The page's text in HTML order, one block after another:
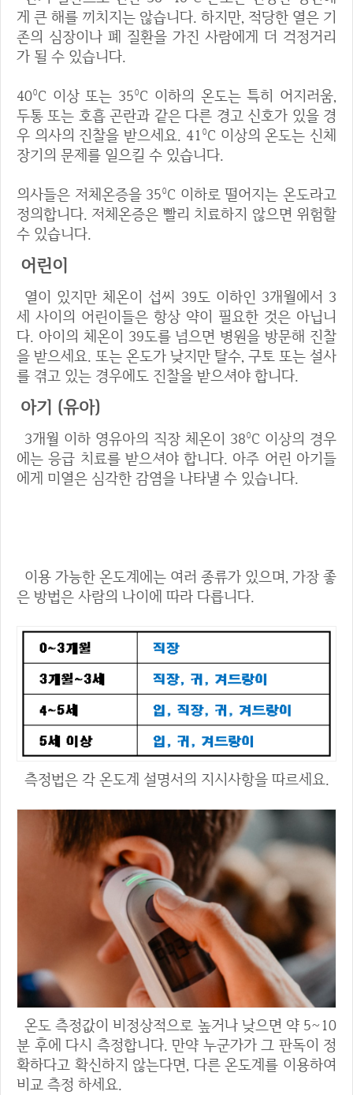
게 큰 해를 끼치지는 않습니다. 하지만, 적당한 열은 기
존의 심장이나 폐 질환을 가진 사람에게 더 걱정거리
가 될 수 있습니다.
40°C 이상 또는 35°C 이하의 온도는 특히 어지러움,
두통 또는 호흡 곤란과 같은 다른 경고 신호가 있을 경
우 의사의 진찰을 받으세요. 41°C 이상의 온도는 신체
장기의 문제를 일으킬 수 있습니다.
의사들은 저체온증을 35°C 이하로 떨어지는 온도라고
정의합니다. 저체온증은 빨리 치료하지 않으면 위험할
수 있습니다.
어린이
열이 있지만 체온이 섭씨 39도 이하인 3개월에서 3
세 사이의 어린이들은 항상 약이 필요한 것은 아닙니
다. 아이의 체온이 39도를 넘으면 병원을 방문해 진찰
을 받으세요. 또는 온도가 낮지만 탈수, 구토 또는 설사
를 겪고 있는 경우에도 진찰을 받으셔야 합니다.
아기 (유아)
3개월 이하 영유아의 직장 체온이 38°C 이상의 경우
에는 응급 치료를 받으셔야 합니다. 아주 어린 아기들
에게 미열은 심각한 감염을 나타낼 수 있습니다.
이용 가능한 온도계에는 여러 종류가 있으며, 가장 좋
은 방법은 사람의 나이에 따라 다릅니다.
측정법은 각 온도계 설명서의 지시사항을 따르세요.
온도 측정값이 비정상적으로 높거나 낮으면 약 5~10
분 후에 다시 측정합니다. 만약 누군가가 그 판독이 정
확하다고 확신하지 않는다면, 다른 온도계를 이용하여
비교 측정 하세요.